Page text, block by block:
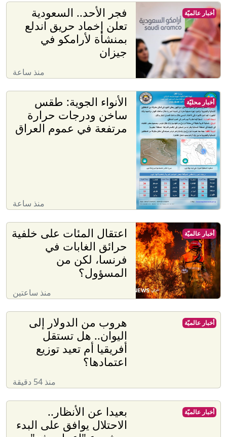
فجر الأحد.. السعودية
تعلن إخماد حريق اندلع
بمنشأة لأرامكو في
جيزان
منذ ساعة
أخبار عالميّة
الأنواء الجوية: طقس
ساخن ودرجات حرارة
مرتفعة في عموم العراق
منذ ساعة
أخبار محليّة
اعتقال المئات على خلفية
حرائق الغابات في
فرنسا، لكن من
المسؤول؟
منذ ساعتين
أخبار عالميّة
هروب من الدولار إلى
اليوان.. هل تستقل
أفريقيا أم تعيد توزيع
اعتمادها؟
منذ 54 دقيقة
أخبار عالميّة
بعيدا عن الأنظار..
الاحتلال يوافق على البدء
أخبار عالميّة